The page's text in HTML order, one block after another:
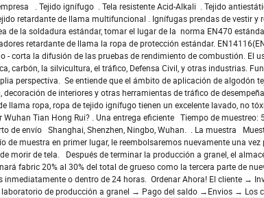
. Tejido ignífugo . Tela resistente Acid-Alkali . Tejido
retardante de llama multifuncional . Ignífugas prendas de vestir
de la soldadura estándar, tomar el lugar de la norma EN470
retardante de llama la ropa de protección estándar.
- corta la difusión de las pruebas de rendimiento de combustión. El
carbón, la silvicultura, el tráfico, Defensa Civil, y otras industrias.
perspectiva. Se entiende que el ámbito de aplicación de algodón
de interiores y otras herramientas de tráfico de
llama ropa, ropa de tejido ignífugo tienen un excelente lavado, no
Wuhan Tian Hong Rui? . Una entrega eficiente Tiempo de
de envío Shanghai, Shenzhen, Ningbo, Wuhan. . La muestra
de muestra en primer lugar, le reembolsaremos nuevamente una
morir de tela. Después de terminar la producción a granel, el
fabric 20% al 30% del total de grueso como la tercera parte de
inmediatamente o dentro de 24 horas. Ordenar Ahora! El cliente
de producción a granel → Pago del saldo →Envios → Los